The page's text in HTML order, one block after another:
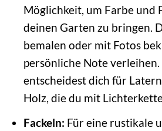
Möglichkeit, um Farbe und
deinen Garten zu bringen.
bemalen oder mit Fotos
persönliche Note
entscheidest dich für
Holz, die du mit
Fackeln: Für eine rustikale